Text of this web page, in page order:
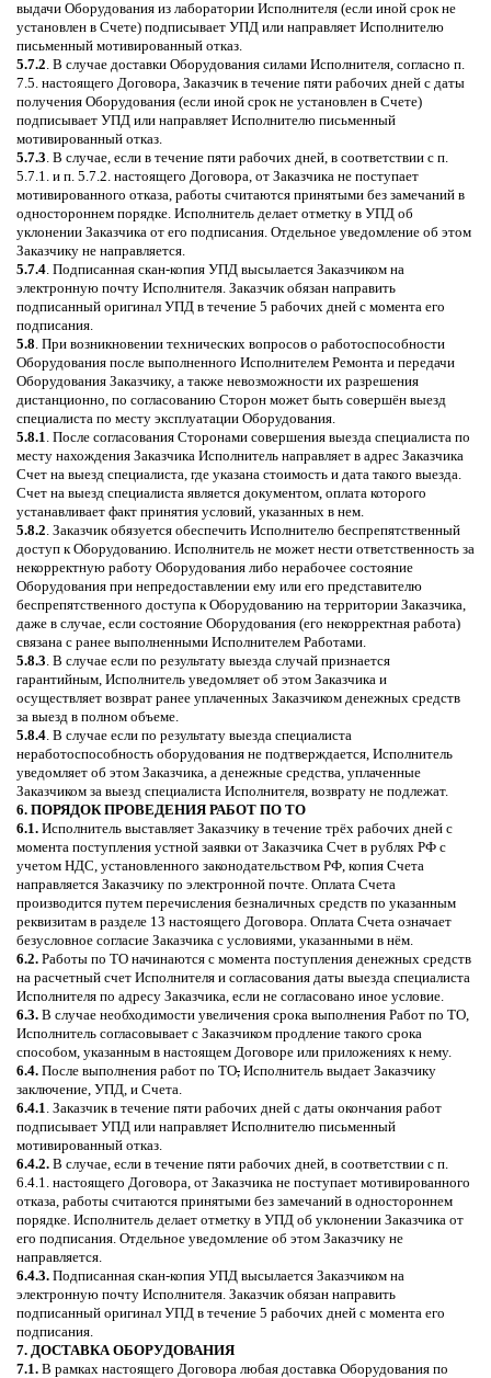
выдачи Оборудования из лаборатории Исполнителя (если иной срок не
установлен в Счете) подписывает УПД или направляет Исполнителю
письменный мотивированный отказ.
5.7.2. В случае доставки Оборудования силами Исполнителя, согласно п.
7.5. настоящего Договора, Заказчик в течение пяти рабочих дней с даты
получения Оборудования (если иной срок не установлен в Счете)
подписывает УПД или направляет Исполнителю письменный
мотивированный отказ.
5.7.3. В случае, если в течение пяти рабочих дней, в соответствии с п.
5.7.1. и п. 5.7.2. настоящего Договора, от Заказчика не поступает
мотивированного отказа, работы считаются принятыми без замечаний в
одностороннем порядке. Исполнитель делает отметку в УПД об
уклонении Заказчика от его подписания. Отдельное уведомление об этом
Заказчику не направляется.
5.7.4. Подписанная скан-копия УПД высылается Заказчиком на
электронную почту Исполнителя. Заказчик обязан направить
подписанный оригинал УПД в течение 5 рабочих дней с момента его
подписания.
5.8. При возникновении технических вопросов о работоспособности
Оборудования после выполненного Исполнителем Ремонта и передачи
Оборудования Заказчику, а также невозможности их разрешения
дистанционно, по согласованию Сторон может быть совершён выезд
специалиста по месту эксплуатации Оборудования.
5.8.1. После согласования Сторонами совершения выезда специалиста по
месту нахождения Заказчика Исполнитель направляет в адрес Заказчика
Счет на выезд специалиста, где указана стоимость и дата такого выезда.
Счет на выезд специалиста является документом, оплата которого
устанавливает факт принятия условий, указанных в нем.
5.8.2. Заказчик обязуется обеспечить Исполнителю беспрепятственный
доступ к Оборудованию. Исполнитель не может нести ответственность за
некорректную работу Оборудования либо нерабочее состояние
Оборудования при непредоставлении ему или его представителю
беспрепятственного доступа к Оборудованию на территории Заказчика,
даже в случае, если состояние Оборудования (его некорректная работа)
связана с ранее выполненными Исполнителем Работами.
5.8.3. В случае если по результату выезда случай признается
гарантийным, Исполнитель уведомляет об этом Заказчика и
осуществляет возврат ранее уплаченных Заказчиком денежных средств
за выезд в полном объеме.
5.8.4. В случае если по результату выезда специалиста
неработоспособность оборудования не подтверждается, Исполнитель
уведомляет об этом Заказчика, а денежные средства, уплаченные
Заказчиком за выезд специалиста Исполнителя, возврату не подлежат.
6. ПОРЯДОК ПРОВЕДЕНИЯ РАБОТ ПО ТО
6.1. Исполнитель выставляет Заказчику в течение трёх рабочих дней с
момента поступления устной заявки от Заказчика Счет в рублях РФ с
учетом НДС, установленного законодательством РФ, копия Счета
направляется Заказчику по электронной почте. Оплата Счета
производится путем перечисления безналичных средств по указанным
реквизитам в разделе 13 настоящего Договора. Оплата Счета означает
безусловное согласие Заказчика с условиями, указанными в нём.
6.2. Работы по ТО начинаются с момента поступления денежных средств
на расчетный счет Исполнителя и согласования даты выезда специалиста
Исполнителя по адресу Заказчика, если не согласовано иное условие.
6.3. В случае необходимости увеличения срока выполнения Работ по ТО,
Исполнитель согласовывает с Заказчиком продление такого срока
способом, указанным в настоящем Договоре или приложениях к нему.
6.4. После выполнения работ по ТО, Исполнитель выдает Заказчику
заключение, УПД, и Счета.
6.4.1. Заказчик в течение пяти рабочих дней с даты окончания работ
подписывает УПД или направляет Исполнителю письменный
мотивированный отказ.
6.4.2. В случае, если в течение пяти рабочих дней, в соответствии с п.
6.4.1. настоящего Договора, от Заказчика не поступает мотивированного
отказа, работы считаются принятыми без замечаний в одностороннем
порядке. Исполнитель делает отметку в УПД об уклонении Заказчика от
его подписания. Отдельное уведомление об этом Заказчику не
направляется.
6.4.3. Подписанная скан-копия УПД высылается Заказчиком на
электронную почту Исполнителя. Заказчик обязан направить
подписанный оригинал УПД в течение 5 рабочих дней с момента его
подписания.
7. ДОСТАВКА ОБОРУДОВАНИЯ
7.1. В рамках настоящего Договора любая доставка Оборудования по